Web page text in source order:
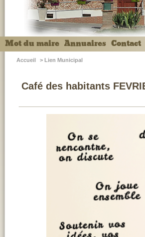
Mot du maire Annuaires Contact
Accueil > Lien Municipal
Café des habitants